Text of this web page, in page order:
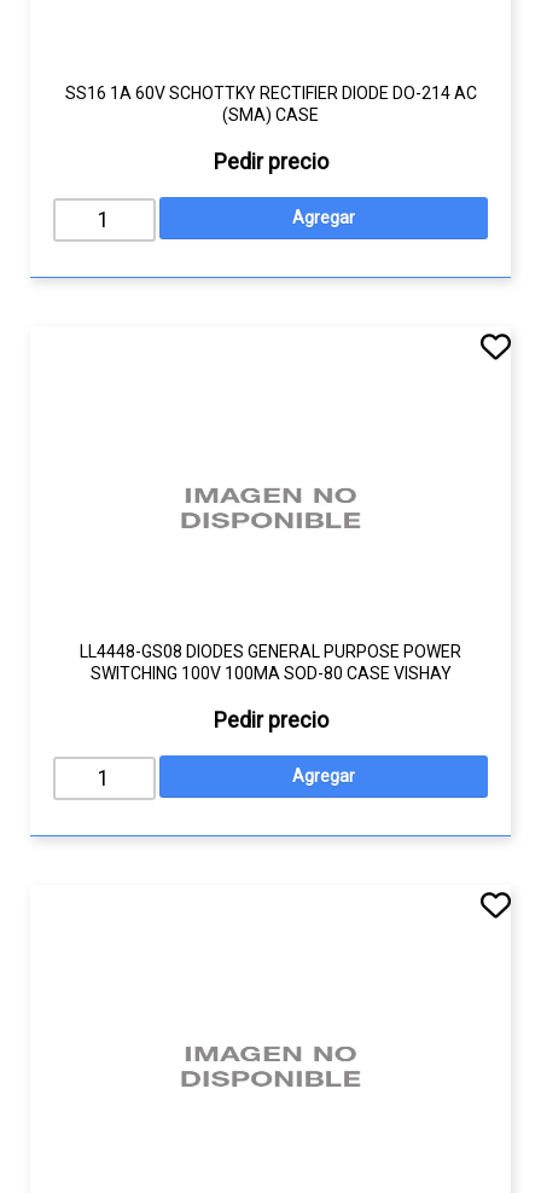
SS16 1A 60V SCHOTTKY RECTIFIER DIODE DO-214 AC
(SMA) CASE
Pedir precio
LL4448-GS08 DIODES GENERAL PURPOSE POWER
SWITCHING 100V 100MA SOD-80 CASE VISHAY
Pedir precio